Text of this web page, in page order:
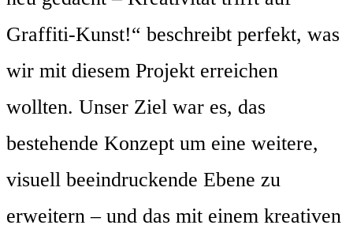
Graffiti-Kunst!“ beschreibt perfekt, was
wir mit diesem Projekt erreichen
wollten. Unser Ziel war es, das
bestehende Konzept um eine weitere,
visuell beeindruckende Ebene zu
erweitern – und das mit einem kreativen